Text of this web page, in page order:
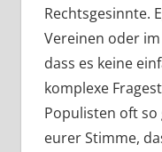
Rechtsgesinnte.
Vereinen oder
dass es keine
komplexe
Populisten oft
eurer Stimme,